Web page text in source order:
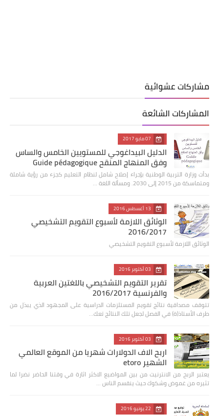
مشاركات عشوائية
المشاركات الشائعة
07 مايو 2017
الدليل البيداغوجي للمستويين الخامس والساس
وفق المنهاج المنقح Guide pédagogique
بدأت وزارة التربية الوطنية بإجراء إصلاح شامل لنظام التعليم كجزء من رؤية شاملة
ومتماسكة من 2015 إلى 2030. ومسألة اللغة …
13 أغسطس 2016
الوثائق اللازمة لأسبوع التقويم التشخيصي
2016/2017
الوثائق اللازمة لأسبوع التقويم التشخيصي
03 أكتوبر 2016
تقرير التقويم التشخيصي باللغتين العربية
والفرنسية 2016/2017
تتوقف مصداقية نتائج تقويم المستلزمات الدراسية على المجهود الذي يبذل من
طرف الأستاذ(ة) في الفصل لجعل تلك النتائج تعك…
03 أكتوبر 2016
اربح الاف الدولارات شهريا من الموقع العالمي
الشهير etoro
يعتبر الربح من الانترنيت من بين المواضيع الاكثر اثارة في وقتنا الحاضر نضرا لما
تثيره من غموض وشكوك حيث ينقسم الناس …
22 يونيو 2016